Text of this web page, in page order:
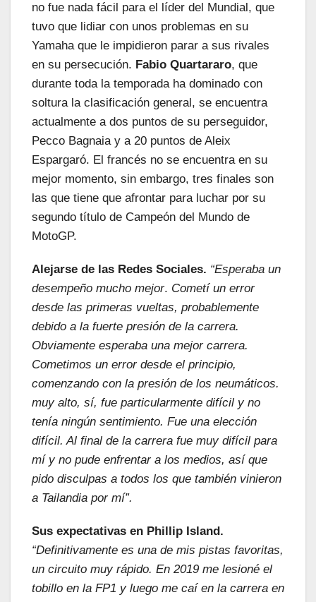
no fue nada fácil para el líder del Mundial, que
tuvo que lidiar con unos problemas en su
Yamaha que le impidieron parar a sus rivales
en su persecución. Fabio Quartararo, que
durante toda la temporada ha dominado con
soltura la clasificación general, se encuentra
actualmente a dos puntos de su perseguidor,
Pecco Bagnaia y a 20 puntos de Aleix
Espargaró. El francés no se encuentra en su
mejor momento, sin embargo, tres finales son
las que tiene que afrontar para luchar por su
segundo título de Campeón del Mundo de
MotoGP.
Alejarse de las Redes Sociales. “Esperaba un
desempeño mucho mejor. Cometí un error
desde las primeras vueltas, probablemente
debido a la fuerte presión de la carrera.
Obviamente esperaba una mejor carrera.
Cometimos un error desde el principio,
comenzando con la presión de los neumáticos.
muy alto, sí, fue particularmente difícil y no
tenía ningún sentimiento. Fue una elección
difícil. Al final de la carrera fue muy difícil para
mí y no pude enfrentar a los medios, así que
pido disculpas a todos los que también vinieron
a Tailandia por mí”.
Sus expectativas en Phillip Island.
“Definitivamente es una de mis pistas favoritas,
un circuito muy rápido. En 2019 me lesioné el
tobillo en la FP1 y luego me caí en la carrera en